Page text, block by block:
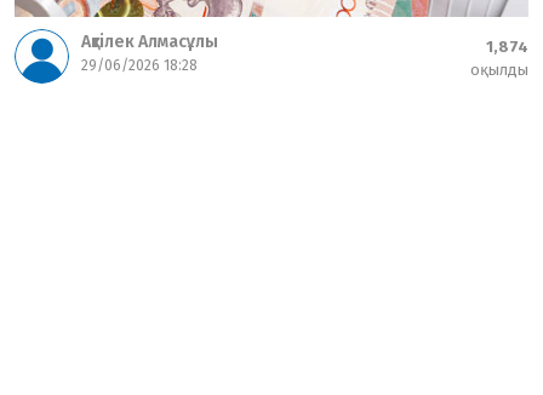
Ақтілек Алмасұлы
29/06/2026 18:28
1,874
оқылды